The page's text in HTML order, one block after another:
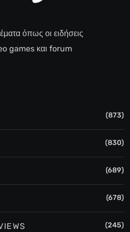
όπως οι ειδήσεις
games και forum
(873)
(830)
(689)
(678)
(245)